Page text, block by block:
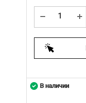
В наличии